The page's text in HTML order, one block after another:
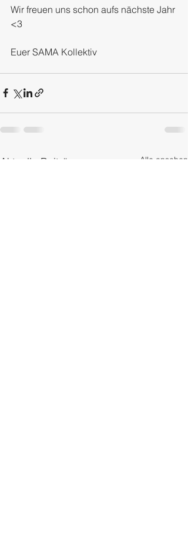
Wir freuen uns schon aufs nächste Jahr
<3
Euer SAMA Kollektiv
Aktuelle Beiträge Alle ansehen